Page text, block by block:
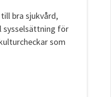
bra sjukvård,
sysselsättning för
som